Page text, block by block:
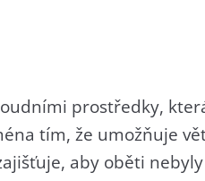
prostředky,
tím, že umožňuje
aby oběti